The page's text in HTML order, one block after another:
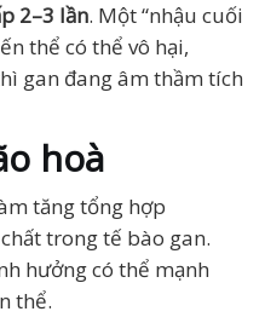
2–3 lần. Một “nhậu cuối
thể có thể vô hại,
gan đang âm thầm tích
hoà
tăng tổng hợp
trong tế bào gan.
hưởng có thể mạnh
thể.